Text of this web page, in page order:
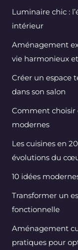
Luminaire chic :
intérieur
Aménagement
vie harmonieux
Créer un espace
dans son salon
Comment choisir
modernes
Les cuisines en
évolutions du
10 idées
Transformer un
fonctionnelle
Aménagement
pratiques pour